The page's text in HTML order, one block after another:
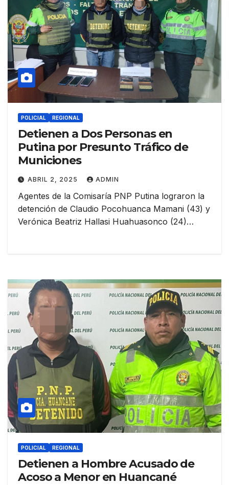
POLICIAL REGIONAL
Detienen a Dos Personas en
Putina por Presunto Tráfico de
Municiones
ABRIL 2, 2025 ADMIN
Agentes de la Comisaría PNP Putina lograron la
detención de Claudio Pocohuanca Mamani (43) y
Verónica Beatriz Hallasi Huahuasonco (24)…
POLICIAL REGIONAL
Detienen a Hombre Acusado de
Acoso a Menor en Huancané